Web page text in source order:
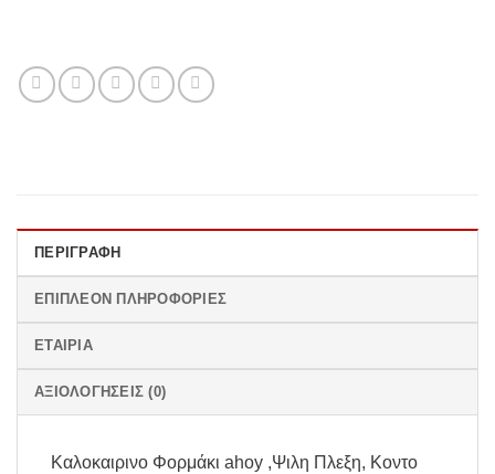
ΠΕΡΙΓΡΑΦΉ
ΕΠΙΠΛΈΟΝ ΠΛΗΡΟΦΟΡΊΕΣ
ΕΤΑΙΡΊΑ
ΑΞΙΟΛΟΓΉΣΕΙΣ (0)
Καλοκαιρινο Φορμάκι ahoy ,Ψιλη Πλεξη, Κοντο